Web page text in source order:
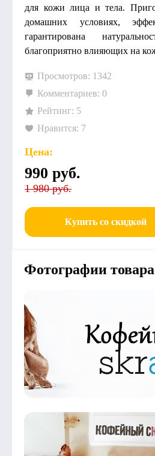
для кожи лица и тела.
домашних условиях,
гарантирована
благоприятно влияющих на
Просмотров: 1342
Комментариев: 0
Рейтинг: 5
Нравится: 7
Цена:
990 руб.
1 980 руб.
Купить со скидкой
Фотографии товара